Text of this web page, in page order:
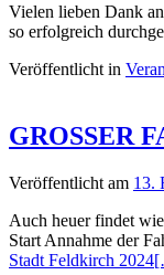
Vielen lieben Dank
so erfolgreich
Veröffentlicht in
GROSSER
Veröffentlicht am 13.
Auch heuer findet
Start Annahme der
Stadt Feldkirch 2024